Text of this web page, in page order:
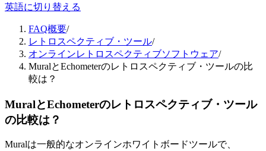
英語に切り替える
FAQ概要/
レトロスペクティブ・ツール/
オンラインレトロスペクティブソフトウェア/
MuralとEchometerのレトロスペクティブ・ツールの比
較は？
MuralとEchometerのレトロスペクティブ・ツール
の比較は？
Muralは一般的なオンラインホワイトボードツールで、